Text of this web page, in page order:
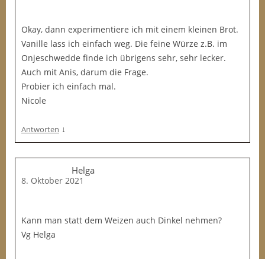
Okay, dann experimentiere ich mit einem kleinen Brot.
Vanille lass ich einfach weg. Die feine Würze z.B. im
Onjeschwedde finde ich übrigens sehr, sehr lecker.
Auch mit Anis, darum die Frage.
Probier ich einfach mal.
Nicole
Antworten ↓
Helga
8. Oktober 2021
Kann man statt dem Weizen auch Dinkel nehmen?
Vg Helga